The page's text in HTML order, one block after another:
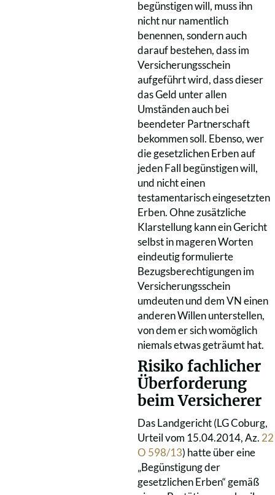
begünstigen will, muss ihn
nicht nur namentlich
benennen, sondern auch
darauf bestehen, dass im
Versicherungsschein
aufgeführt wird, dass dieser
das Geld unter allen
Umständen auch bei
beendeter Partnerschaft
bekommen soll. Ebenso, wer
die gesetzlichen Erben auf
jeden Fall begünstigen will,
und nicht einen
testamentarisch eingesetzten
Erben. Ohne zusätzliche
Klarstellung kann ein Gericht
selbst in mageren Worten
eindeutig formulierte
Bezugsberechtigungen im
Versicherungsschein
umdeuten und dem VN einen
anderen Willen unterstellen,
von dem er sich womöglich
niemals etwas geträumt hat.
Risiko fachlicher
Überforderung
beim Versicherer
Das Landgericht (LG Coburg,
Urteil vom 15.04.2014, Az. 22
O 598/13) hatte über eine
„Begünstigung der
gesetzlichen Erben“ gemäß